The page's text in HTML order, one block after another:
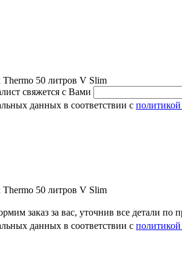
Thermo 50 литров V Slim
свяжется с Вами
данных в соответствии с
Thermo 50 литров V Slim
заказ за вас, уточнив все детали по
данных в соответствии с